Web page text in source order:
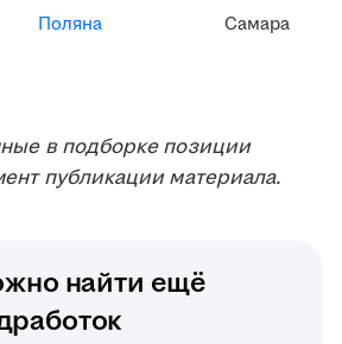
Поляна Самара
в подборке позиции
публикации материала.
найти ещё